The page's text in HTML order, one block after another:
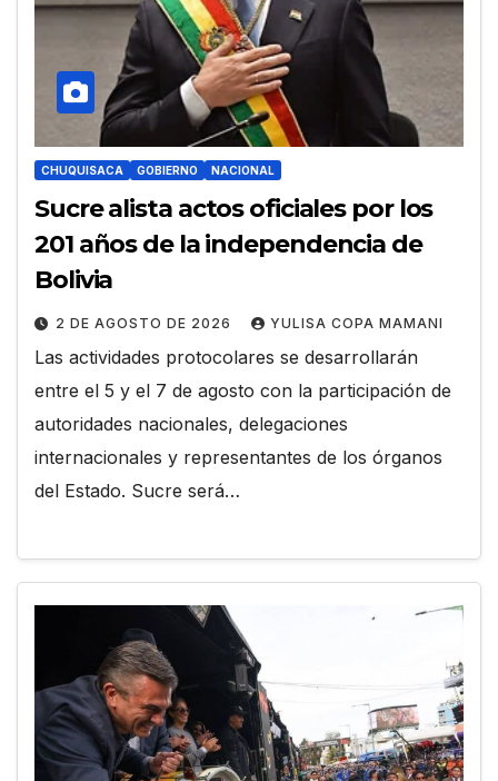
CHUQUISACA GOBIERNO NACIONAL
Sucre alista actos oficiales por los
201 años de la independencia de
Bolivia
2 DE AGOSTO DE 2026 YULISA COPA MAMANI
Las actividades protocolares se desarrollarán
entre el 5 y el 7 de agosto con la participación de
autoridades nacionales, delegaciones
internacionales y representantes de los órganos
del Estado. Sucre será…